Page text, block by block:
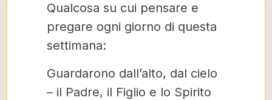
Qualcosa su cui pensare e
pregare ogni giorno di questa
settimana:
Guardarono dall’alto, dal cielo
– il Padre, il Figlio e lo Spirito